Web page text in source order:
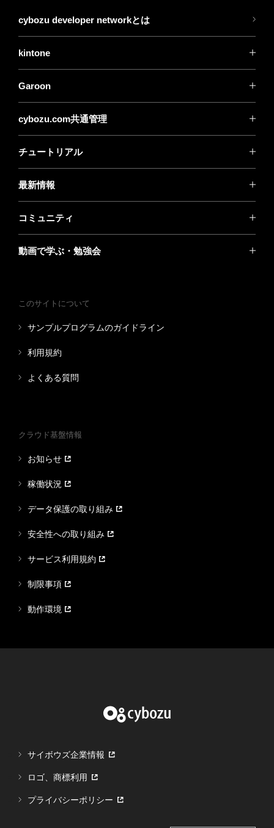
cybozu developer networkとは
kintone
Garoon
cybozu.com共通管理
チュートリアル
最新情報
コミュニティ
動画で学ぶ・勉強会
このサイトについて
サンプルプログラムのガイドライン
利用規約
よくある質問
クラウド基盤情報
お知らせ
稼働状況
データ保護の取り組み
安全性への取り組み
サービス利用規約
制限事項
動作環境
サイボウズ企業情報
ロゴ、商標利用
プライバシーポリシー